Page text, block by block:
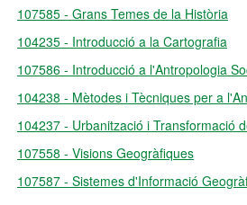
107585 - Grans Temes de la Història
104235 - Introducció a la Cartografia
107586 - Introducció a l'Antropologia
104238 - Mètodes i Tècniques per a
104237 - Urbanització i Transformació
107558 - Visions Geogràfiques
107587 - Sistemes d'Informació